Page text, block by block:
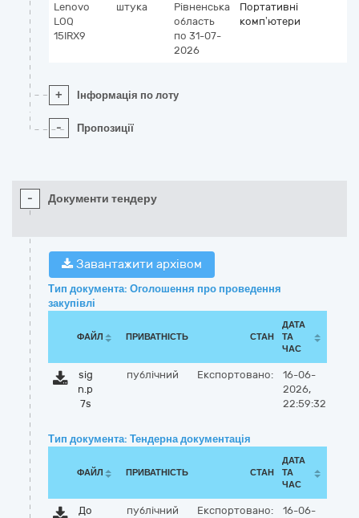
Lenovo
LOQ
15IRX9
штука
Рівненська
область
по 31-07-
2026
Портативні
комп’ютери
+ Інформація по лоту
- Пропозиції
- Документи тендеру
Завантажити архівом
Тип документа: Оголошення про проведення
закупівлі
ФАЙЛ ПРИВАТНІСТЬ СТАН
ДАТА
ТА
ЧАС
sig
n.p
7s
публічний Експортовано:
16-06-
2026,
22:59:32
Тип документа: Тендерна документація
ФАЙЛ ПРИВАТНІСТЬ СТАН
ДАТА
ТА
ЧАС
До
публічний Експортовано:
16-06-